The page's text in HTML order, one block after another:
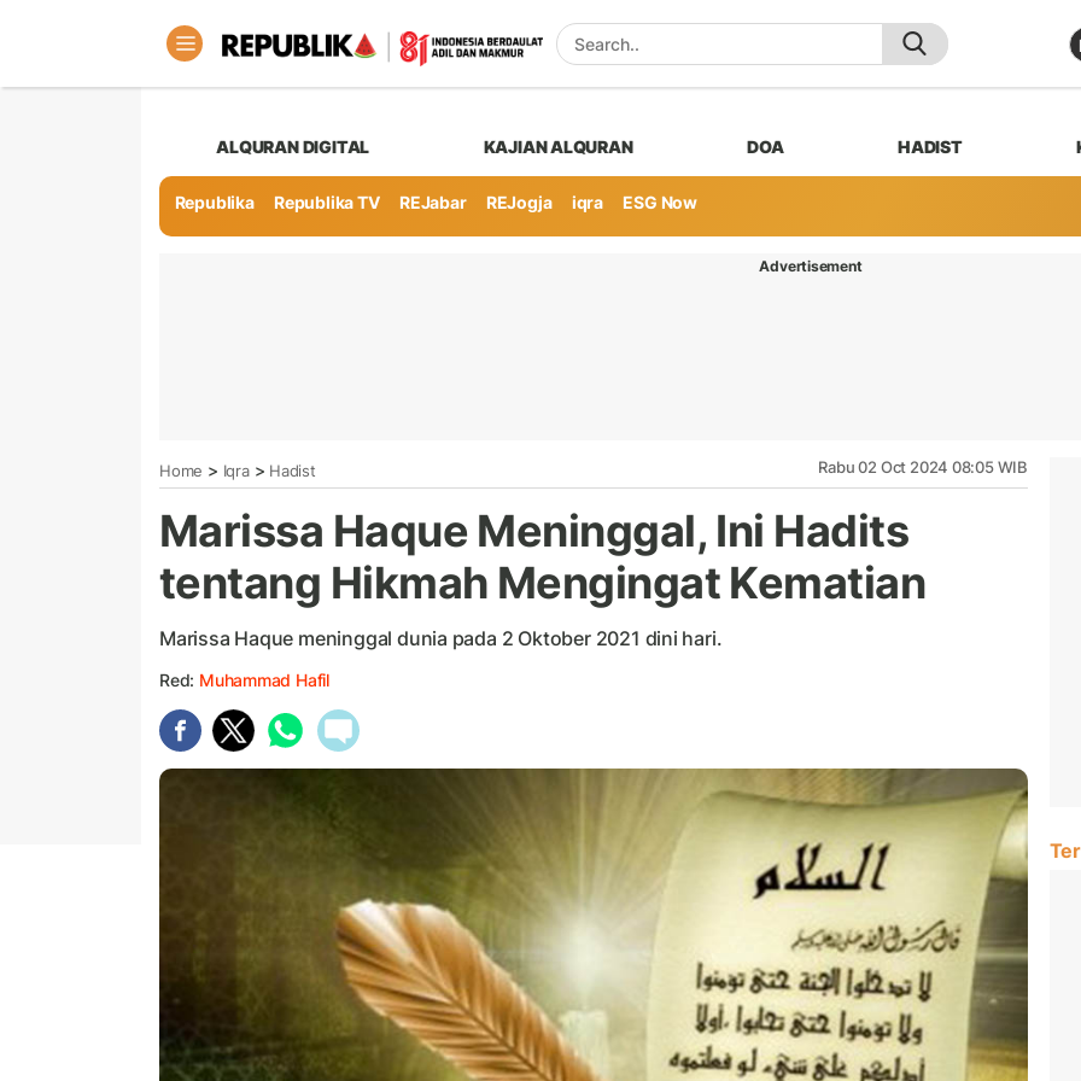
ALQURAN DIGITAL KAJIAN ALQURAN DOA HADIST
Republika Republika TV REJabar REJogja iqra ESG Now
Advertisement
Home > Iqra> Hadist Rabu 02 Oct 2024 08:05 WIB
Marissa Haque Meninggal, Ini Hadits
tentang Hikmah Mengingat Kematian
Marissa Haque meninggal dunia pada 2 Oktober 2021 dini hari.
Red: Muhammad Hafil